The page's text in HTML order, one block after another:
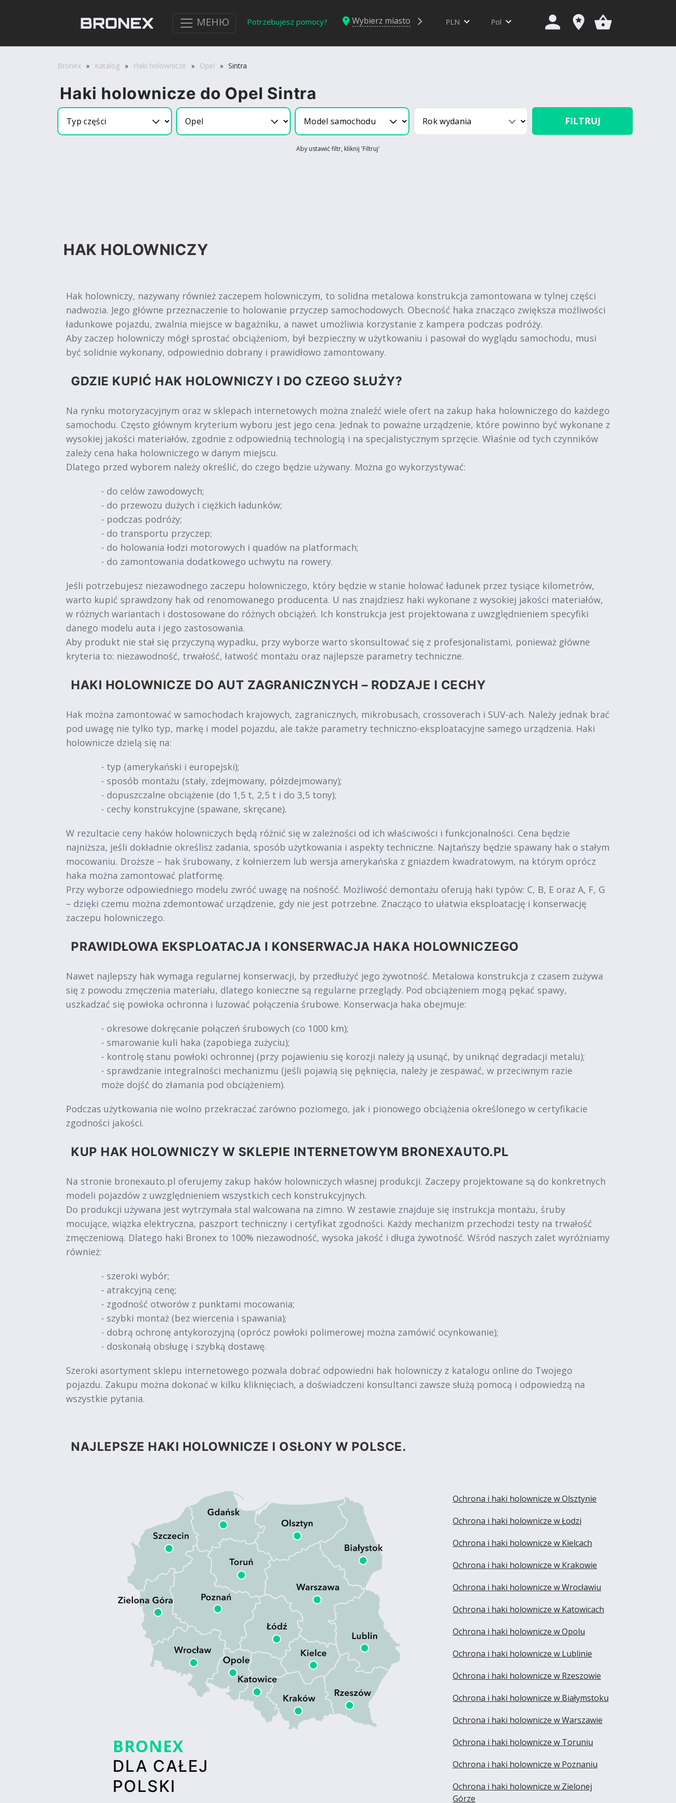
МЕНЮ Potrzebujesz pomocy? Wybierz miasto PLN Pol
Bronex » Katalog » Haki holownicze » Opel » Sintra
Haki holownicze do Opel Sintra
FILTRUJ
Aby ustawić filtr, kliknij 'Filtruj'
HAK HOLOWNICZY
Hak holowniczy, nazywany również zaczepem holowniczym, to solidna metalowa konstrukcja zamontowana w tylnej części
nadwozia. Jego główne przeznaczenie to holowanie przyczep samochodowych. Obecność haka znacząco zwiększa możliwości
ładunkowe pojazdu, zwalnia miejsce w bagażniku, a nawet umożliwia korzystanie z kampera podczas podróży.
Aby zaczep holowniczy mógł sprostać obciążeniom, był bezpieczny w użytkowaniu i pasował do wyglądu samochodu, musi
być solidnie wykonany, odpowiednio dobrany i prawidłowo zamontowany.
GDZIE KUPIĆ HAK HOLOWNICZY I DO CZEGO SŁUŻY?
Na rynku motoryzacyjnym oraz w sklepach internetowych można znaleźć wiele ofert na zakup haka holowniczego do każdego
samochodu. Często głównym kryterium wyboru jest jego cena. Jednak to poważne urządzenie, które powinno być wykonane z
wysokiej jakości materiałów, zgodnie z odpowiednią technologią i na specjalistycznym sprzęcie. Właśnie od tych czynników
zależy cena haka holowniczego w danym miejscu.
Dlatego przed wyborem należy określić, do czego będzie używany. Można go wykorzystywać:
- do celów zawodowych;
- do przewozu dużych i ciężkich ładunków;
- podczas podróży;
- do transportu przyczep;
- do holowania łodzi motorowych i quadów na platformach;
- do zamontowania dodatkowego uchwytu na rowery.
Jeśli potrzebujesz niezawodnego zaczepu holowniczego, który będzie w stanie holować ładunek przez tysiące kilometrów,
warto kupić sprawdzony hak od renomowanego producenta. U nas znajdziesz haki wykonane z wysokiej jakości materiałów,
w różnych wariantach i dostosowane do różnych obciążeń. Ich konstrukcja jest projektowana z uwzględnieniem specyfiki
danego modelu auta i jego zastosowania.
Aby produkt nie stał się przyczyną wypadku, przy wyborze warto skonsultować się z profesjonalistami, ponieważ główne
kryteria to: niezawodność, trwałość, łatwość montażu oraz najlepsze parametry techniczne.
HAKI HOLOWNICZE DO AUT ZAGRANICZNYCH – RODZAJE I CECHY
Hak można zamontować w samochodach krajowych, zagranicznych, mikrobusach, crossoverach i SUV-ach. Należy jednak brać
pod uwagę nie tylko typ, markę i model pojazdu, ale także parametry techniczno-eksploatacyjne samego urządzenia. Haki
holownicze dzielą się na:
- typ (amerykański i europejski);
- sposób montażu (stały, zdejmowany, półzdejmowany);
- dopuszczalne obciążenie (do 1,5 t, 2,5 t i do 3,5 tony);
- cechy konstrukcyjne (spawane, skręcane).
W rezultacie ceny haków holowniczych będą różnić się w zależności od ich właściwości i funkcjonalności. Cena będzie
najniższa, jeśli dokładnie określisz zadania, sposób użytkowania i aspekty techniczne. Najtańszy będzie spawany hak o stałym
mocowaniu. Droższe – hak śrubowany, z kołnierzem lub wersja amerykańska z gniazdem kwadratowym, na którym oprócz
haka można zamontować platformę.
Przy wyborze odpowiedniego modelu zwróć uwagę na nośność. Możliwość demontażu oferują haki typów: C, B, E oraz A, F, G
– dzięki czemu można zdemontować urządzenie, gdy nie jest potrzebne. Znacząco to ułatwia eksploatację i konserwację
zaczepu holowniczego.
PRAWIDŁOWA EKSPLOATACJA I KONSERWACJA HAKA HOLOWNICZEGO
Nawet najlepszy hak wymaga regularnej konserwacji, by przedłużyć jego żywotność. Metalowa konstrukcja z czasem zużywa
się z powodu zmęczenia materiału, dlatego konieczne są regularne przeglądy. Pod obciążeniem mogą pękać spawy,
uszkadzać się powłoka ochronna i luzować połączenia śrubowe. Konserwacja haka obejmuje:
- okresowe dokręcanie połączeń śrubowych (co 1000 km);
- smarowanie kuli haka (zapobiega zużyciu);
- kontrolę stanu powłoki ochronnej (przy pojawieniu się korozji należy ją usunąć, by uniknąć degradacji metalu);
- sprawdzanie integralności mechanizmu (jeśli pojawią się pęknięcia, należy je zespawać, w przeciwnym razie
może dojść do złamania pod obciążeniem).
Podczas użytkowania nie wolno przekraczać zarówno poziomego, jak i pionowego obciążenia określonego w certyfikacie
zgodności jakości.
KUP HAK HOLOWNICZY W SKLEPIE INTERNETOWYM BRONEXAUTO.PL
Na stronie bronexauto.pl oferujemy zakup haków holowniczych własnej produkcji. Zaczepy projektowane są do konkretnych
modeli pojazdów z uwzględnieniem wszystkich cech konstrukcyjnych.
Do produkcji używana jest wytrzymała stal walcowana na zimno. W zestawie znajduje się instrukcja montażu, śruby
mocujące, wiązka elektryczna, paszport techniczny i certyfikat zgodności. Każdy mechanizm przechodzi testy na trwałość
zmęczeniową. Dlatego haki Bronex to 100% niezawodność, wysoka jakość i długa żywotność. Wśród naszych zalet wyróżniamy
również:
- szeroki wybór;
- atrakcyjną cenę;
- zgodność otworów z punktami mocowania;
- szybki montaż (bez wiercenia i spawania);
- dobrą ochronę antykorozyjną (oprócz powłoki polimerowej można zamówić ocynkowanie);
- doskonałą obsługę i szybką dostawę.
Szeroki asortyment sklepu internetowego pozwala dobrać odpowiedni hak holowniczy z katalogu online do Twojego
pojazdu. Zakupu można dokonać w kilku kliknięciach, a doświadczeni konsultanci zawsze służą pomocą i odpowiedzą na
wszystkie pytania.
NAJLEPSZE HAKI HOLOWNICZE I OSŁONY W POLSCE.
BRONEX
DLA CAŁEJ
POLSKI
Ochrona i haki holownicze w Olsztynie
Ochrona i haki holownicze w Łodzi
Ochrona i haki holownicze w Kielcach
Ochrona i haki holownicze w Krakowie
Ochrona i haki holownicze w Wrocławiu
Ochrona i haki holownicze w Katowicach
Ochrona i haki holownicze w Opolu
Ochrona i haki holownicze w Lublinie
Ochrona i haki holownicze w Rzeszowie
Ochrona i haki holownicze w Białymstoku
Ochrona i haki holownicze w Warszawie
Ochrona i haki holownicze w Toruniu
Ochrona i haki holownicze w Poznaniu
Ochrona i haki holownicze w Zielonej
Górze